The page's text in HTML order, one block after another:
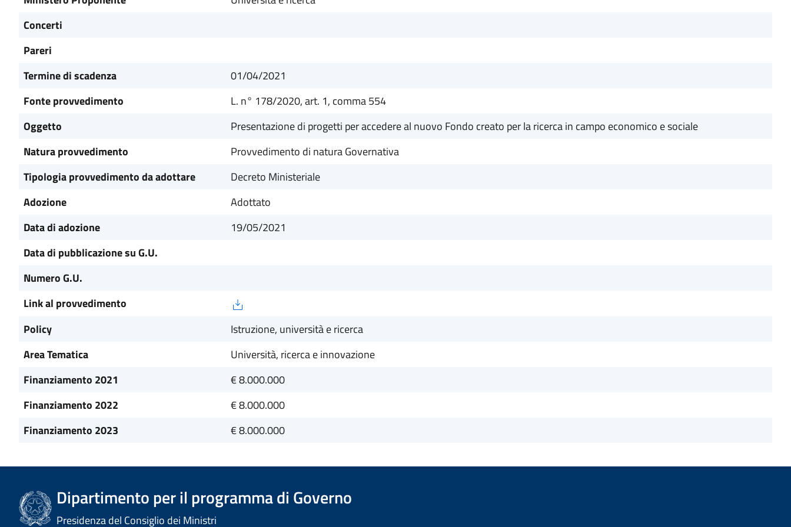
Concerti
Pareri
Termine di scadenza
01/04/2021
Fonte provvedimento
L. n° 178/2020, art. 1, comma 554
Oggetto
Presentazione di progetti per accedere al nuovo Fondo creato per la ricerca in campo economico e sociale
Natura provvedimento
Provvedimento di natura Governativa
Tipologia provvedimento da adottare
Decreto Ministeriale
Adozione
Adottato
Data di adozione
19/05/2021
Data di pubblicazione su G.U.
Numero G.U.
Link al provvedimento
Policy
Istruzione, università e ricerca
Area Tematica
Università, ricerca e innovazione
Finanziamento 2021
€ 8.000.000
Finanziamento 2022
€ 8.000.000
Finanziamento 2023
€ 8.000.000
Dipartimento per il programma di Governo
Presidenza del Consiglio dei Ministri